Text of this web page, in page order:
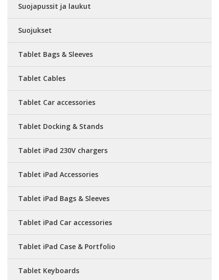
Suojapussit ja laukut
Suojukset
Tablet Bags & Sleeves
Tablet Cables
Tablet Car accessories
Tablet Docking & Stands
Tablet iPad 230V chargers
Tablet iPad Accessories
Tablet iPad Bags & Sleeves
Tablet iPad Car accessories
Tablet iPad Case & Portfolio
Tablet Keyboards